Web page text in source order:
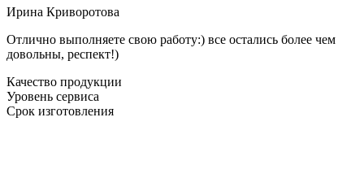
Ирина Криворотова
Отлично выполняете свою работу:) все остались более чем
довольны, респект!)
Качество продукции
Уровень сервиса
Срок изготовления